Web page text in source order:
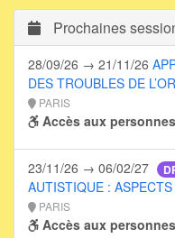
Prochaines
28/09/26 → 21/11/26
DES TROUBLES DE
PARIS
Accès aux
23/11/26 → 06/02/27
AUTISTIQUE :
PARIS
Accès aux